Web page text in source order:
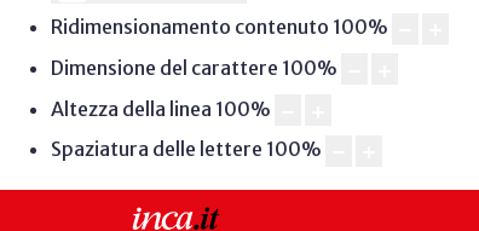
Ridimensionamento contenuto 100%
Dimensione del carattere 100%
Altezza della linea 100%
Spaziatura delle lettere 100%